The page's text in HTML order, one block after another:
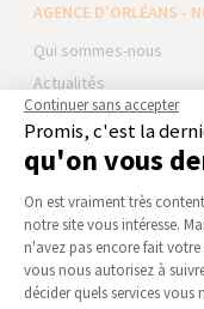
AGENCE D'ORLÉANS -
Qui sommes-nous
Actualités
Notre charte qualité
Partenaires
Trouver une agence
Devenir franchisé
Foire aux Questions
Conditions générales
d’intervention
Continuer sans accepter
Promis, c'est la
qu'on vous
Plateforme
On est vraiment très
notre site vous intéresse.
n'avez pas encore fait
vous nous autorisez à
décider quels services vous